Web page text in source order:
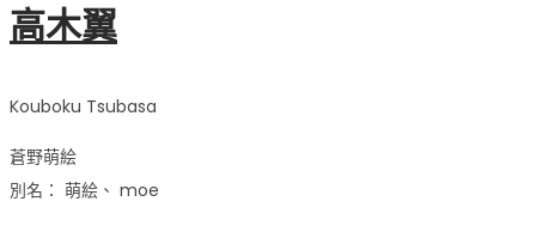
高木翼
Kouboku Tsubasa
蒼野萌絵
別名： 萌絵、 moe